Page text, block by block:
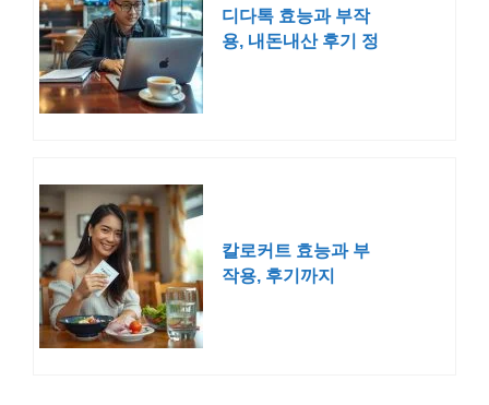
디다톡 효능과 부작
용, 내돈내산 후기 정
칼로커트 효능과 부
작용, 후기까지